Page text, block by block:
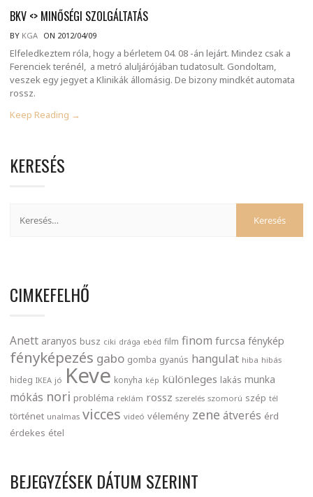
BKV <> MINŐSÉGI SZOLGÁLTATÁS
BY KGA ON 2012/04/09
Elfeledkeztem róla, hogy a bérletem 04. 08 -án lejárt. Mindez csak a
Ferenciek terénél, a metró aluljárójában tudatosult. Gondoltam,
veszek egy jegyet a Klinikák állomásig. De bizony mindkét automata
rossz.
Keep Reading →
KERESÉS
CIMKEFELHŐ
Anett aranyos busz ciki drága ebéd film finom furcsa fénykép
fényképezés gabo gomba gyanús hangulat hiba hibás
hideg IKEA jó Keve konyha kép különleges lakás munka
mókás nori probléma reklám rossz szerelés szomorú szép tél
történet unalmas vicces videó vélemény zene átverés érd
érdekes étel
BEJEGYZÉSEK DÁTUM SZERINT